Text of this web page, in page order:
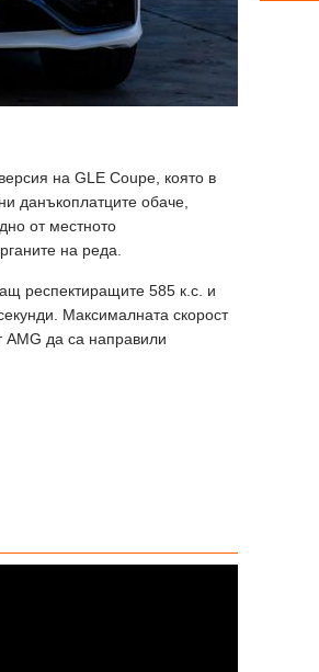
на GLE Coupe, която в
данъкоплатците обаче,
от местното
на реда.
респектиращите 585 к.с. и
Максималната скорост
AMG да са направили